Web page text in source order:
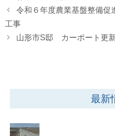
令和６年度農業基盤整備促
工事
山形市S邸 カーポート更
最新